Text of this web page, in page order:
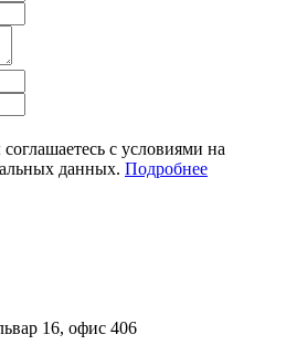
с условиями на
данных. Подробнее
16, офис 406